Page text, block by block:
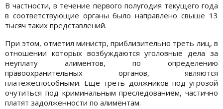
В частности, в течение первого полугодия текущего года
в соответствующие органы было направлено свыше 13
тысяч таких представлений.
При этом, отметил министр, приблизительно треть лиц, в
отношении которых возбуждаются уголовные дела за
неуплату алиментов, по определению
правоохранительных органов, являются
платежеспособными. Еще треть должников под угрозой
очутиться под криминальным преследованием, частично
платят задолженности по алиментам.